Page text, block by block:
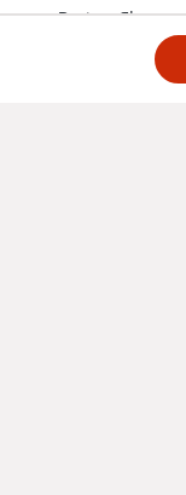
PartnerShop
viessmann.live
Viessmann Club